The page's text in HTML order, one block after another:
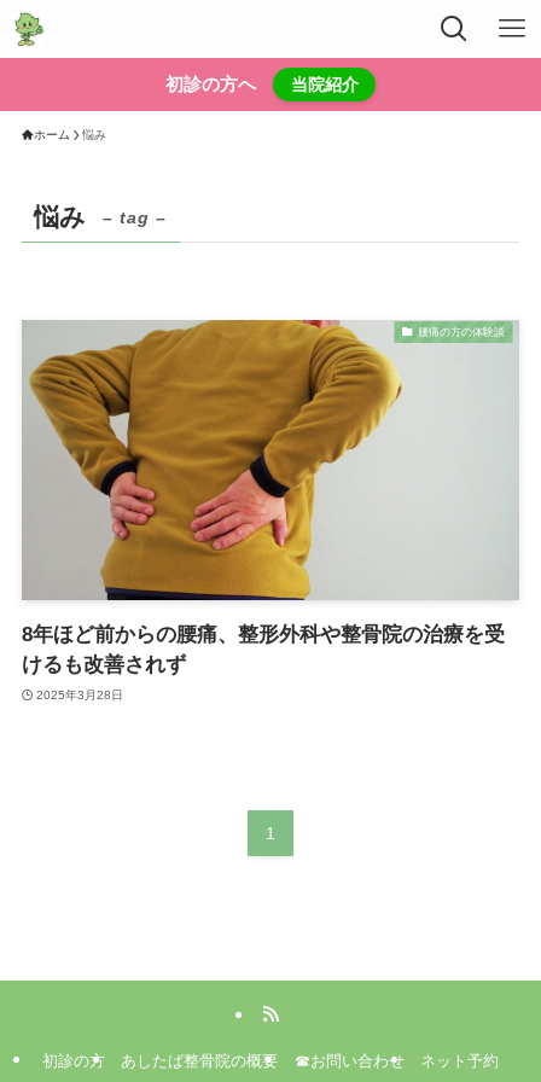
初診の方へ 当院紹介
ホーム 悩み
悩み – tag –
腰痛の方の体験談
8年ほど前からの腰痛、整形外科や整骨院の治療を受
けるも改善されず
2025年3月28日
1
初診の方 あしたば整骨院の概要 ☎お問い合わせ ネット予約